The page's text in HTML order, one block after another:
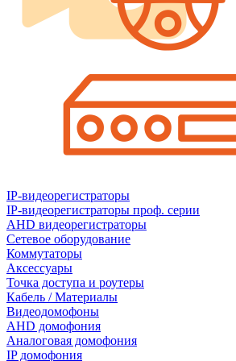
IP-видеорегистраторы
IP-видеорегистраторы проф. серии
AHD видеорегистраторы
Сетевое оборудование
Коммутаторы
Аксессуары
Точка доступа и роутеры
Кабель / Материалы
Видеодомофоны
AHD домофония
Аналоговая домофония
IP домофония